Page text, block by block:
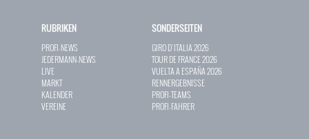
RUBRIKEN
PROFI-NEWS
JEDERMANN-NEWS
LIVE
MARKT
KALENDER
VEREINE
SONDERSEITEN
GIRO D`ITALIA 2026
TOUR DE FRANCE 2026
VUELTA A ESPAÑA 2026
RENNERGEBNISSE
PROFI-TEAMS
PROFI-FAHRER